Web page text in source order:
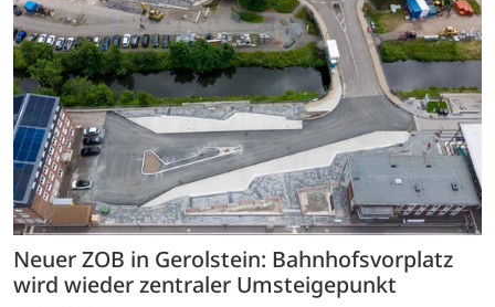
Neuer ZOB in Gerolstein: Bahnhofsvorplatz
wird wieder zentraler Umsteigepunkt